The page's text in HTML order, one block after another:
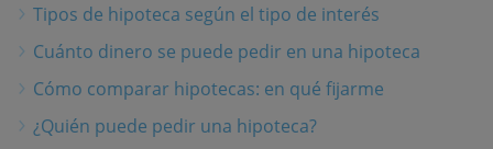
Tipos de hipoteca según el tipo de interés
Cuánto dinero se puede pedir en una hipoteca
Cómo comparar hipotecas: en qué fijarme
¿Quién puede pedir una hipoteca?